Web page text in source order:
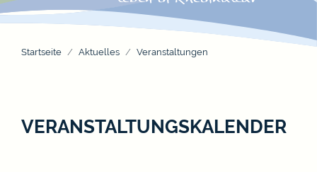
Startseite Aktuelles Veranstaltungen
VERANSTALTUNGSKALENDER